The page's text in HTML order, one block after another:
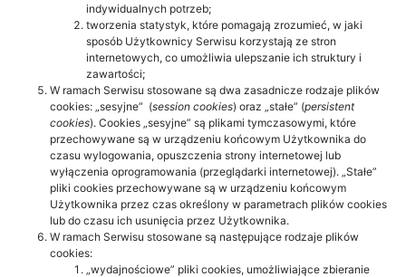
indywidualnych potrzeb;
tworzenia statystyk, które pomagają zrozumieć, w jaki
sposób Użytkownicy Serwisu korzystają ze stron
internetowych, co umożliwia ulepszanie ich struktury i
zawartości;
W ramach Serwisu stosowane są dwa zasadnicze rodzaje plików
cookies: „sesyjne” (session cookies) oraz „stałe” (persistent
cookies). Cookies „sesyjne” są plikami tymczasowymi, które
przechowywane są w urządzeniu końcowym Użytkownika do
czasu wylogowania, opuszczenia strony internetowej lub
wyłączenia oprogramowania (przeglądarki internetowej). „Stałe”
pliki cookies przechowywane są w urządzeniu końcowym
Użytkownika przez czas określony w parametrach plików cookies
lub do czasu ich usunięcia przez Użytkownika.
W ramach Serwisu stosowane są następujące rodzaje plików
cookies:
„wydajnościowe” pliki cookies, umożliwiające zbieranie